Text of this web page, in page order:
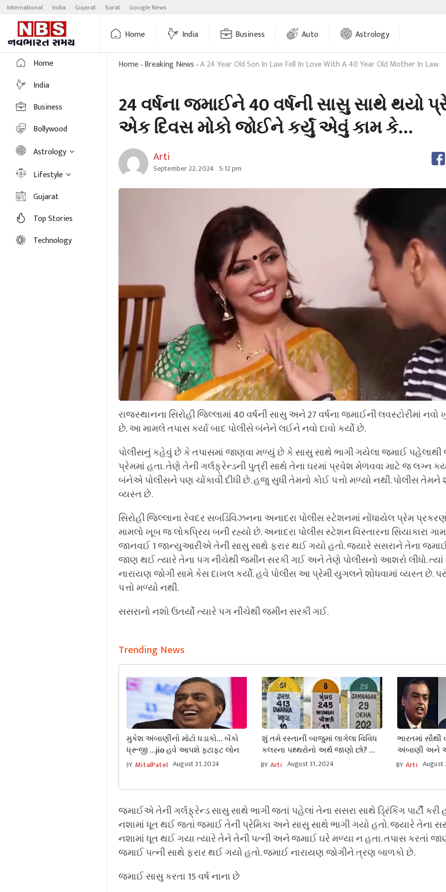
Skip
content
International India Gujarat Surat Google News
Home India Business Auto Astrology
Home
India
Business
Bollywood
Astrology
Lifestyle
Gujarat
Top Stories
Technology
Home»Breaking News »A 24 Year Old Son In Law Fell In Love With A 40 Year Old Mother In Law
24 વર્ષના જમાઈને 40 વર્ષની સાસુ સાથે થયો
એક દિવસ મોકો જોઈને કર્યું એવું કામ કે…
Arti
September 22, 2024 5:12 pm
રાજસ્થાનના સિરોહી જિલ્લામાં 40 વર્ષની સાસુ અને 27 વર્ષના જમાઈની લવસ્ટોરીમાં નવો
છે. આ મામલે તપાસ કર્યા બાદ પોલીસે બંનેને લઈને નવો દાવો કર્યો છે.
પોલીસનું કહેવું છે કે તપાસમાં જાણવા મળ્યું છે કે સાસુ સાથે ભાગી ગયેલા જમાઈ પહેલાથી
પ્રેમમાં હતા. તેણે તેની ગર્લફ્રેન્ડની પુત્રી સાથે તેના ઘરમાં પ્રવેશ મેળવવા માટે જ લગ્ન
બંનેએ પોલીસને પણ ચોંકાવી દીધી છે. હજુ સુધી તેમનો કોઈ પત્તો મળ્યો નથી. પોલીસ તેમને
વ્યસ્ત છે.
સિરોહી જિલ્લાના રેવદર સબડિવિઝનના અનાદરા પોલીસ સ્ટેશનમાં નોંધાયેલ પ્રેમ
મામલો ખૂબ જ લોકપ્રિય બની રહ્યો છે. અનાદરા પોલીસ સ્ટેશન વિસ્તારના સિયાકારા
જાનવઈ 1 જાન્યુઆરીએ તેની સાસુ સાથે ફરાર થઈ ગયો હતો. જ્યારે સસરાને તેના
જાણ થઈ ત્યારે તેના પગ નીચેથી જમીન સરકી ગઈ અને તેણે પોલીસનો આશરો લીધો.
નારાયણ જોગી સામે કેસ દાખલ કર્યો. હવે પોલીસ આ પ્રેમી યુગલને શોધવામાં વ્યસ્ત છે.
પત્તો મળ્યો નથી.
સસરાનો નશો ઉતર્યો ત્યારે પગ નીચેથી જમીન સરકી ગઈ.
Trending News
મુકેશ અંબાણીનો મોટો ધડાકો… બેંકો
ધ્રૂજી …jio હવે આપશે ફટાફટ લોન
BY MitalPatel August 31, 2024
શું તમે રસ્તાની બાજુમાં લાગેલા વિવિધ
કલરના પથ્થરોનો અર્થ જાણો છો? આ
પથ્થરો રસ્તાઓ વિશે ઘણું બધું કહે છે
BY Arti August 31, 2024
ભારતમાં સૌથી
અંબાણી અને
છે સરકારી
BY Arti August
જમાઈએ તેની ગર્લફ્રેન્ડ સાસુ સાથે ભાગી જતાં પહેલાં તેના સસરા સાથે ડ્રિંકિંગ પાર્ટી કરી
નશામાં ધૂત થઈ જતાં જમાઈ તેની પ્રેમિકા અને સાસુ સાથે ભાગી ગયો હતો. જ્યારે તેના
નશામાં ધૂત થઈ ગયા ત્યારે તેને તેની પત્ની અને જમાઈ ઘરે મળ્યા ન હતા. તપાસ કરતાં
જમાઈ પત્ની સાથે ફરાર થઈ ગયો હતો. જમાઈ નારાયણ જોગીને ત્રણ બાળકો છે.
જમાઈ સાસુ કરતા 15 વર્ષ નાના છે